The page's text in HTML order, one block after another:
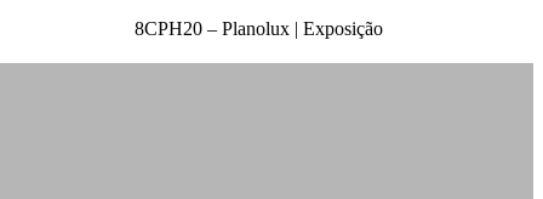
8CPH20 – Planolux | Exposição